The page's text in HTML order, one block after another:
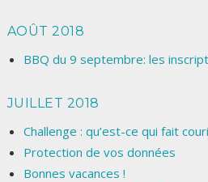
AOÛT 2018
BBQ du 9 septembre: les
JUILLET 2018
Challenge : qu’est-ce qui fait
Protection de vos données
Bonnes vacances !